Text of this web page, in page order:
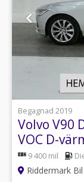
Begagnad 2019
Volvo V90
VOC D-
9 400 mil
Riddermark